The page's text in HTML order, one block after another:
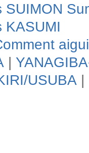
KASUMI
|
USUBA |